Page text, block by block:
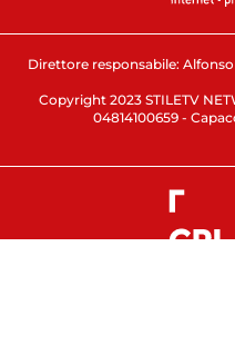
Direttore responsabile:
Copyright 2023 STILETV
04814100659 -